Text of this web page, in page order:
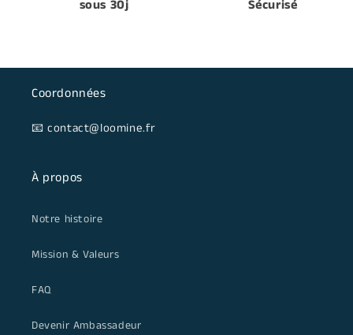
sous 30j
Sécurisé
Coordonnées
📧 contact@loomine.fr
À propos
Notre histoire
Mission & Valeurs
FAQ
Devenir Ambassadeur